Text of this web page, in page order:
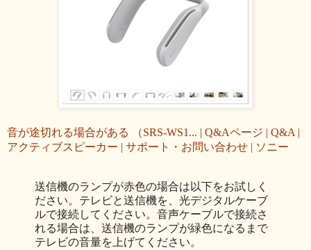
音が途切れる場合がある （SRS-WS1... | Q&Aページ | Q&A |
アクティブスピーカー | サポート・お問い合わせ | ソニー
送信機のランプが赤色の場合は以下をお試しく
ださい。テレビと送信機を、光デジタルケーブ
ルで接続してください。音声ケーブルで接続さ
れる場合は、送信機のランプが緑色になるまで
テレビの音量を上げてください。